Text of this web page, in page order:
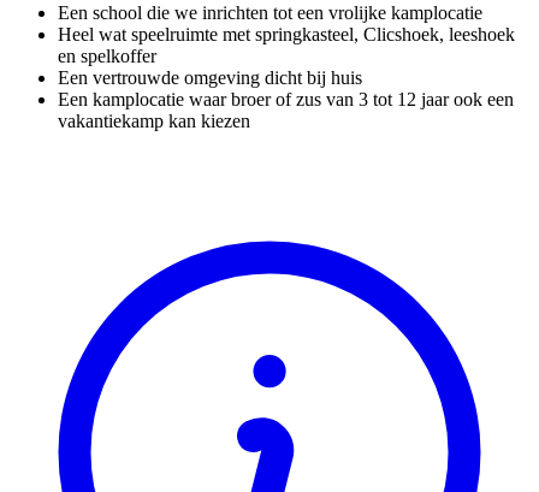
Een school die we inrichten tot een vrolijke kamplocatie
Heel wat speelruimte met springkasteel, Clicshoek, leeshoek
en spelkoffer
Een vertrouwde omgeving dicht bij huis
Een kamplocatie waar broer of zus van 3 tot 12 jaar ook een
vakantiekamp kan kiezen